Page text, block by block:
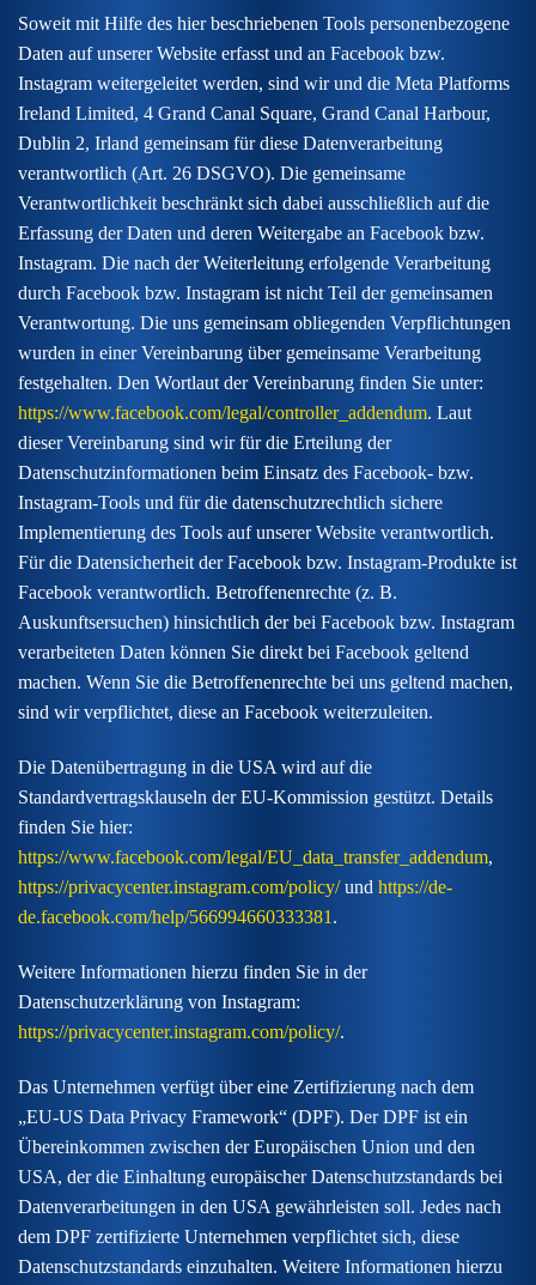
Soweit mit Hilfe des hier beschriebenen Tools personenbezogene
Daten auf unserer Website erfasst und an Facebook bzw.
Instagram weitergeleitet werden, sind wir und die Meta Platforms
Ireland Limited, 4 Grand Canal Square, Grand Canal Harbour,
Dublin 2, Irland gemeinsam für diese Datenverarbeitung
verantwortlich (Art. 26 DSGVO). Die gemeinsame
Verantwortlichkeit beschränkt sich dabei ausschließlich auf die
Erfassung der Daten und deren Weitergabe an Facebook bzw.
Instagram. Die nach der Weiterleitung erfolgende Verarbeitung
durch Facebook bzw. Instagram ist nicht Teil der gemeinsamen
Verantwortung. Die uns gemeinsam obliegenden Verpflichtungen
wurden in einer Vereinbarung über gemeinsame Verarbeitung
festgehalten. Den Wortlaut der Vereinbarung finden Sie unter:
https://www.facebook.com/legal/controller_addendum. Laut
dieser Vereinbarung sind wir für die Erteilung der
Datenschutzinformationen beim Einsatz des Facebook- bzw.
Instagram-Tools und für die datenschutzrechtlich sichere
Implementierung des Tools auf unserer Website verantwortlich.
Für die Datensicherheit der Facebook bzw. Instagram-Produkte ist
Facebook verantwortlich. Betroffenenrechte (z. B.
Auskunftsersuchen) hinsichtlich der bei Facebook bzw. Instagram
verarbeiteten Daten können Sie direkt bei Facebook geltend
machen. Wenn Sie die Betroffenenrechte bei uns geltend machen,
sind wir verpflichtet, diese an Facebook weiterzuleiten.
Die Datenübertragung in die USA wird auf die
Standardvertragsklauseln der EU-Kommission gestützt. Details
finden Sie hier:
https://www.facebook.com/legal/EU_data_transfer_addendum,
https://privacycenter.instagram.com/policy/und https://de-
de.facebook.com/help/566994660333381 .
Weitere Informationen hierzu finden Sie in der
Datenschutzerklärung von Instagram:
https://privacycenter.instagram.com/policy/.
Das Unternehmen verfügt über eine Zertifizierung nach dem
„EU-US Data Privacy Framework“ (DPF). Der DPF ist ein
Übereinkommen zwischen der Europäischen Union und den
USA, der die Einhaltung europäischer Datenschutzstandards bei
Datenverarbeitungen in den USA gewährleisten soll. Jedes nach
dem DPF zertifizierte Unternehmen verpflichtet sich, diese
Datenschutzstandards einzuhalten. Weitere Informationen hierzu